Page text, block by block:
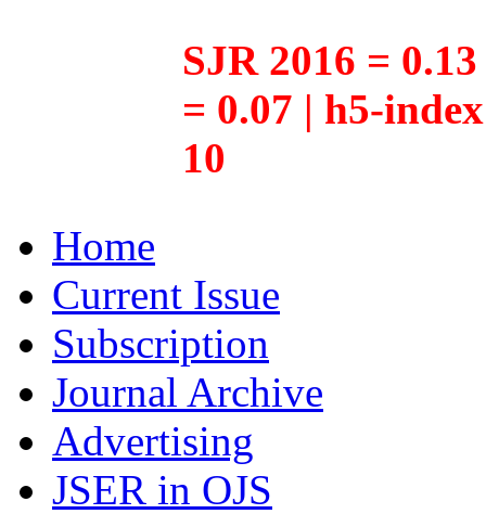
SJR 2016 =
= 0.07 | h5-
10
Home
Current Issue
Subscription
Journal Archive
Advertising
JSER in OJS